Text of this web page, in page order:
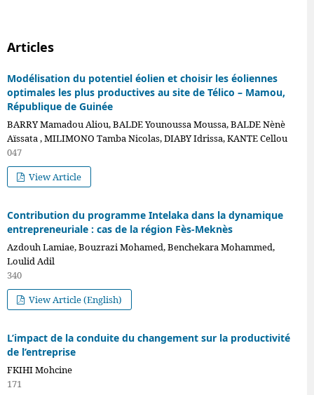
Articles
Modélisation du potentiel éolien et choisir les éoliennes
optimales les plus productives au site de Télico – Mamou,
République de Guinée
BARRY Mamadou Aliou, BALDE Younoussa Moussa, BALDE Nènè
Aïssata , MILIMONO Tamba Nicolas, DIABY Idrissa, KANTE Cellou
047
View Article
Contribution du programme Intelaka dans la dynamique
entrepreneuriale : cas de la région Fès-Meknès
Azdouh Lamiae, Bouzrazi Mohamed, Benchekara Mohammed,
Loulid Adil
340
View Article (English)
L’impact de la conduite du changement sur la productivité
de l’entreprise
FKIHI Mohcine
171